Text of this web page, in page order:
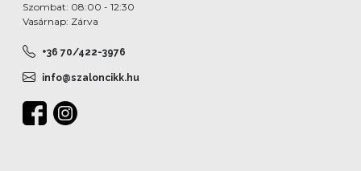
Szombat: 08:00 - 12:30
Vasárnap: Zárva
+36 70/422-3976
info@szaloncikk.hu